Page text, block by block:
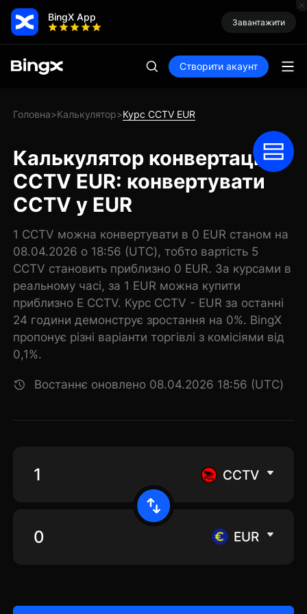
BingX App Завантажити
Створити акаунт
Головна>Калькулятор>Курс CCTV EUR
Калькулятор конвертації
CCTV EUR: конвертувати
CCTV у EUR
1 CCTV можна конвертувати в 0 EUR станом на
08.04.2026 о 18:56 (UTC), тобто вартість 5
CCTV становить приблизно 0 EUR. За курсами в
реальному часі, за 1 EUR можна купити
приблизно E CCTV. Курс CCTV - EUR за останні
24 години демонструє зростання на 0%. BingX
пропонує різні варіанти торгівлі з комісіями від
0,1%.
Востаннє оновлено 08.04.2026 18:56 (UTC)
CCTV
EUR